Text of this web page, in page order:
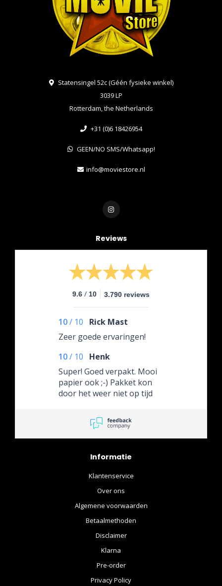
Statensingel 52c (Géén fysieke winkel)
3039 LP
Rotterdam, the Netherlands
+31 (0)6 18426954
GEEN/NO SMS/Whatsapp!
info@moviestore.nl
Reviews
9.6 / 10 3.790 reviews
10/ 10
Rick Mast
Zeer goede ervaringen!
10/ 10
Henk
Super! Goed verpakt. Mooi
papier ook ;-) Pakket kon
door het weer niet op tijd
Moviestore liet dit weten en
dacht mee om het zo goed
mogelijk op te lossen. 1 ster
Informatie
Klantenservice
Over ons
Algemene voorwaarden
Betaalmethoden
Disclaimer
Klarna
Pre-order
Privacy Policy